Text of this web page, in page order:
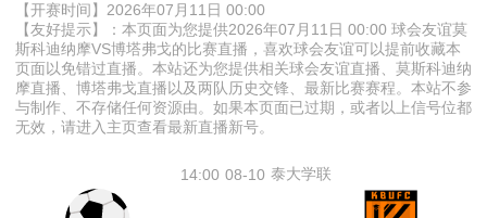
【开赛时间】2026年07月11日 00:00
【友好提示】：本页面为您提供2026年07月11日 00:00 球会友谊莫
斯科迪纳摩VS博塔弗戈的比赛直播，喜欢球会友谊可以提前收藏本
页面以免错过直播。本站还为您提供相关球会友谊直播、莫斯科迪纳
摩直播、博塔弗戈直播以及两队历史交锋、最新比赛赛程。本站不参
与制作、不存储任何资源由。如果本页面已过期，或者以上信号位都
无效，请进入主页查看最新直播新号。
08-10
14:00 泰大学联